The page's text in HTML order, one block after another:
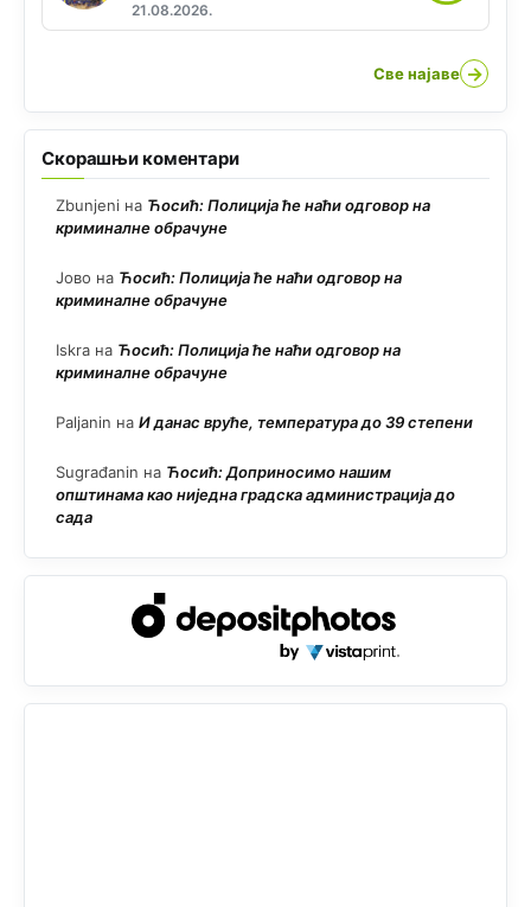
21.08.2026.
Све најаве →
Скорашњи коментари
Zbunjeni на Ћосић: Полиција ће наћи одговор на
криминалне обрачуне
Јово на Ћосић: Полиција ће наћи одговор на
криминалне обрачуне
Iskra на Ћосић: Полиција ће наћи одговор на
криминалне обрачуне
Paljanin на И данас вруће, температура до 39 степени
Sugrađanin на Ћосић: Доприносимо нашим
општинама као ниједна градска администрација до
сада